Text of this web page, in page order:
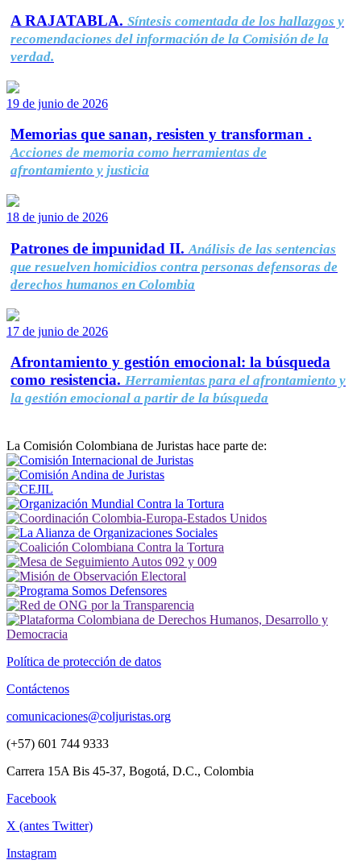
A RAJATABLA. Síntesis comentada de los hallazgos y
recomendaciones del información de la Comisión de la
verdad.
19 de junio de 2026
Memorias que sanan, resisten y transforman .
Acciones de memoria como herramientas de
afrontamiento y justicia
18 de junio de 2026
Patrones de impunidad II. Análisis de las sentencias
que resuelven homicidios contra personas defensoras de
derechos humanos en Colombia
17 de junio de 2026
Afrontamiento y gestión emocional: la búsqueda
como resistencia. Herramientas para el afrontamiento y
la gestión emocional a partir de la búsqueda
La Comisión Colombiana de Juristas hace parte de:
Política de protección de datos
Contáctenos
comunicaciones@coljuristas.org
(+57) 601 744 9333
Carrera 15A Bis 45-37, Bogotá, D.C., Colombia
Facebook
X (antes Twitter)
Instagram